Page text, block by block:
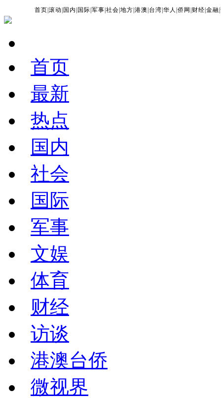
首页 |滚动 国内 国际 |军事 |社会 |地方 |港澳 台湾 |华人 |侨网 财经 |金融 |
首页
最新
热点
国内
社会
国际
军事
文娱
体育
财经
访谈
港澳台侨
微视界